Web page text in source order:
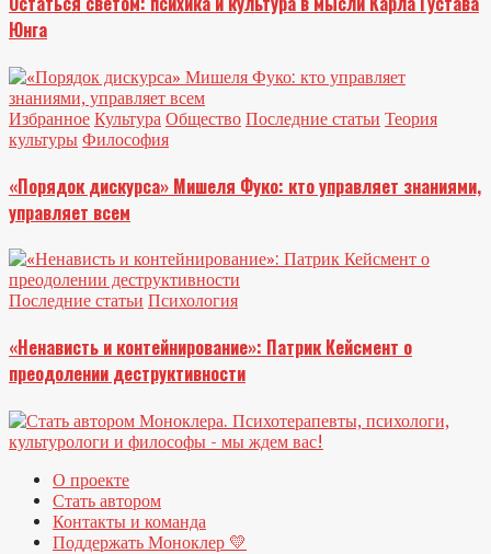
Юнга
Избранное Культура Общество Последние статьи Теория
культуры Философия
«Порядок дискурса» Мишеля Фуко: кто управляет знаниями,
управляет всем
Последние статьи Психология
«Ненависть и контейнирование»: Патрик Кейсмент о
преодолении деструктивности
О проекте
Стать автором
Контакты и команда
Поддержать Моноклер 💛